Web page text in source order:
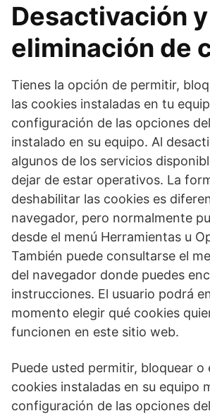
Desactivación y
eliminación de
Tienes la opción de permitir,
las cookies instaladas en tu
configuración de las opciones
instalado en su equipo. Al
algunos de los servicios
dejar de estar operativos. La
deshabilitar las cookies es
navegador, pero normalmente
desde el menú Herramientas u
También puede consultarse el
del navegador donde puedes
instrucciones. El usuario podrá
momento elegir qué cookies
funcionen en este sitio web.
Puede usted permitir, bloquear o
cookies instaladas en su equipo
configuración de las opciones